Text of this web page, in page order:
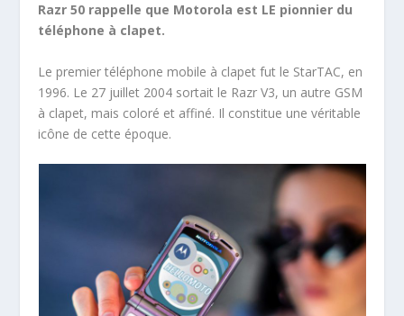
Razr 50 rappelle que Motorola est LE pionnier du
téléphone à clapet.
Le premier téléphone mobile à clapet fut le StarTAC, en
1996. Le 27 juillet 2004 sortait le Razr V3, un autre GSM
à clapet, mais coloré et affiné. Il constitue une véritable
icône de cette époque.